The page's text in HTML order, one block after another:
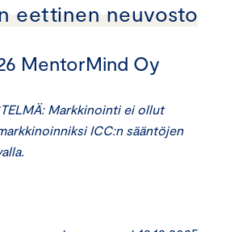
eettinen neuvosto
MentorMind Oy
Markkinointi ei ollut
ICC:n sääntöjen